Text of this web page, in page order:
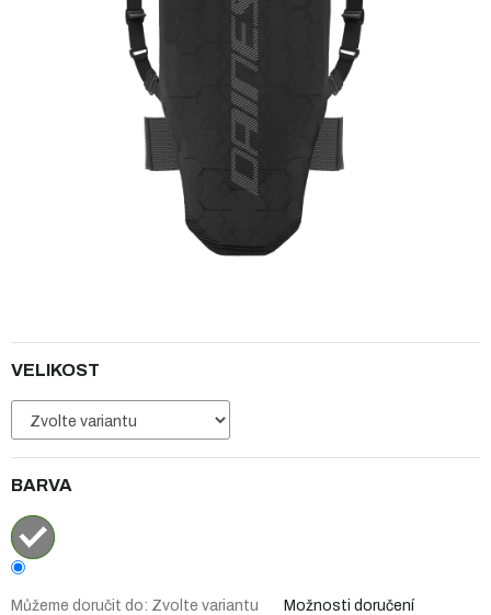
VELIKOST
BARVA
Můžeme doručit do: Zvolte variantu Možnosti doručení